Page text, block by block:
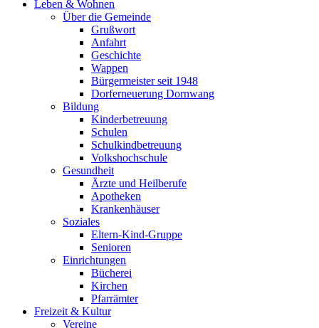
Leben & Wohnen
Über die Gemeinde
Grußwort
Anfahrt
Geschichte
Wappen
Bürgermeister seit 1948
Dorferneuerung Dornwang
Bildung
Kinderbetreuung
Schulen
Schulkindbetreuung
Volkshochschule
Gesundheit
Ärzte und Heilberufe
Apotheken
Krankenhäuser
Soziales
Eltern-Kind-Gruppe
Senioren
Einrichtungen
Bücherei
Kirchen
Pfarrämter
Freizeit & Kultur
Vereine